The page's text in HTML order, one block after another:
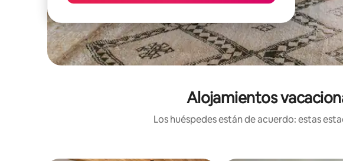
Alojamientos
Los huéspedes están de acuerdo: estas